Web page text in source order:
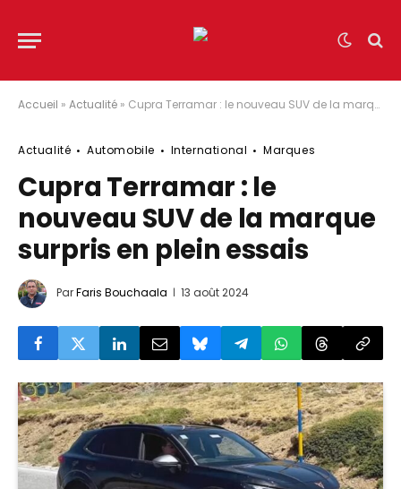
Accueil » Actualité » Cupra Terramar : le nouveau SUV de la marque surpris en plein essais
Actualité Automobile International Marques
Cupra Terramar : le
nouveau SUV de la marque
surpris en plein essais
ParFaris Bouchaala 13 août 2024